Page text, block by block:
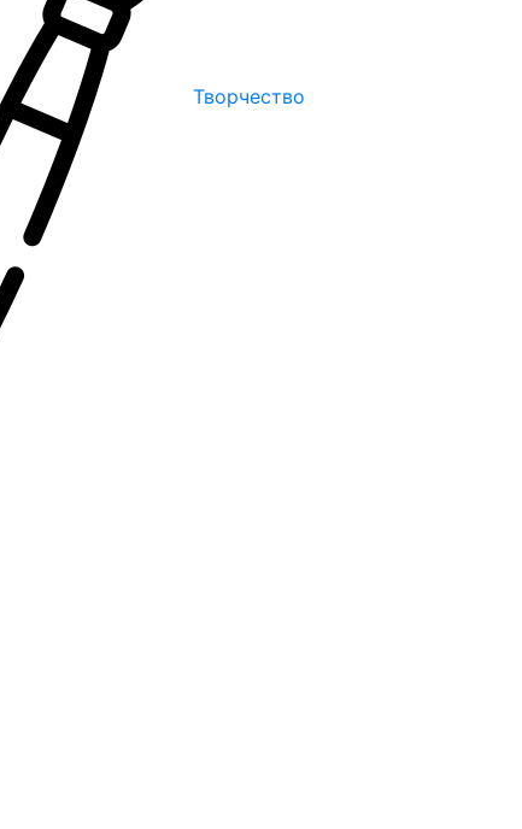
Творчество